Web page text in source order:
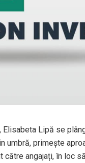
Lipă se
umbră, primește
către angajați, în loc